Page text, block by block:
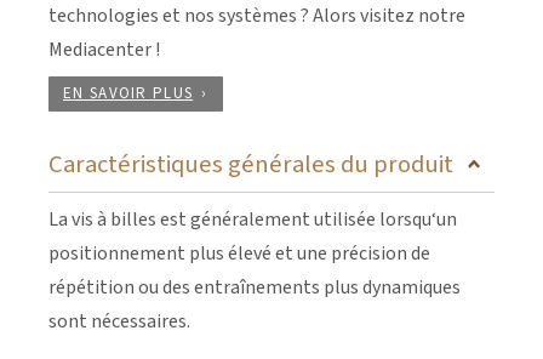
technologies et nos systèmes ? Alors visitez notre
Mediacenter !
EN SAVOIR PLUS
Caractéristiques générales du produit
La vis à billes est généralement utilisée lorsqu‘un
positionnement plus élevé et une précision de
répétition ou des entraînements plus dynamiques
sont nécessaires.